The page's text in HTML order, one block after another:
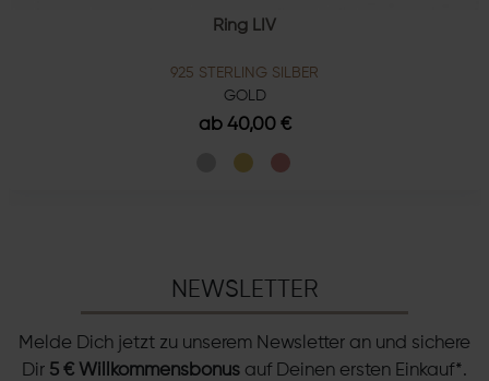
Ring LIV
925 STERLING SILBER
GOLD
ab 40,00 €
NEWSLETTER
Melde Dich jetzt zu unserem Newsletter an und sichere
Dir 5 € Willkommensbonus auf Deinen ersten Einkauf*.